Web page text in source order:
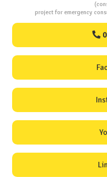
project for emergency